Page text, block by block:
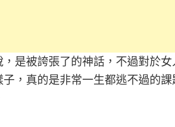
是被誇張了的神話，不過對於女
，真的是非常一生都逃不過的